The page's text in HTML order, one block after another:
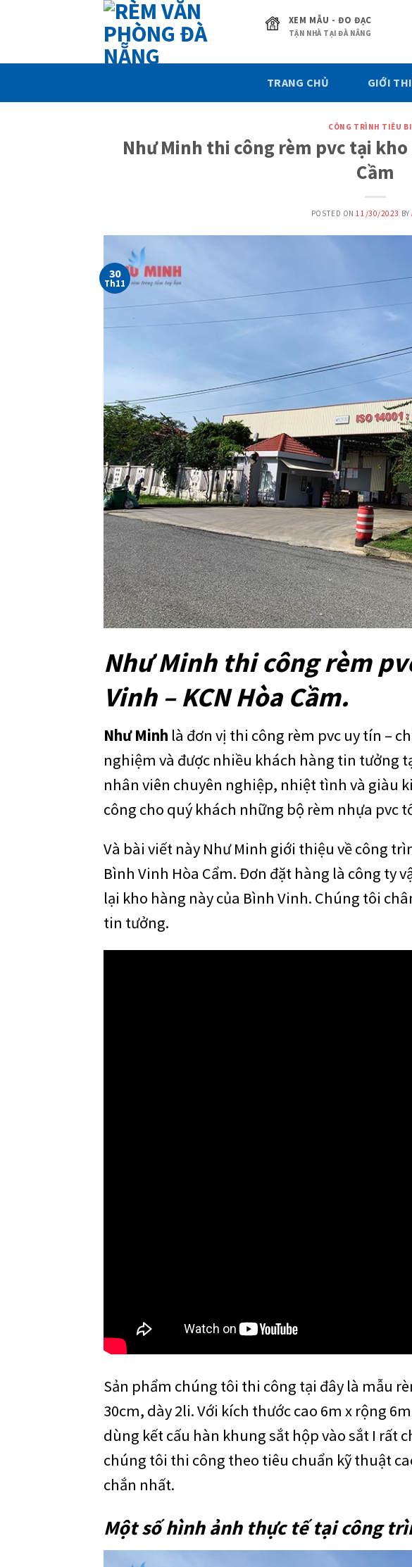
XEM MẪU - ĐO ĐẠC
TẬN NHÀ TẠI ĐÀ NẴNG
TRANG CHỦ GIỚI
CÔNG TRÌNH TIÊU
Như Minh thi công rèm pvc tại kho
Cầm
POSTED ON11/30/2023 BY
30
Th11
Như Minh thi công rèm
Vinh – KCN Hòa Cầm.
Như Minh là đơn vị thi công rèm pvc uy tín –
nghiệm và được nhiều khách hàng tin tưởng
nhân viên chuyên nghiệp, nhiệt tình và giàu
công cho quý khách những bộ rèm nhựa pvc
Và bài viết này Như Minh giới thiệu về công
Bình Vinh Hòa Cẩm. Đơn đặt hàng là công ty
lại kho hàng này của Bình Vinh. Chúng tôi
tin tưởng.
Sản phẩm chúng tôi thi công tại đây là mẫu
30cm, dày 2li. Với kích thước cao 6m x rộng
dùng kết cấu hàn khung sắt hộp vào sắt I rất
chúng tôi thi công theo tiêu chuẩn kỹ thuật
chắn nhất.
Một số hình ảnh thực tế tại công